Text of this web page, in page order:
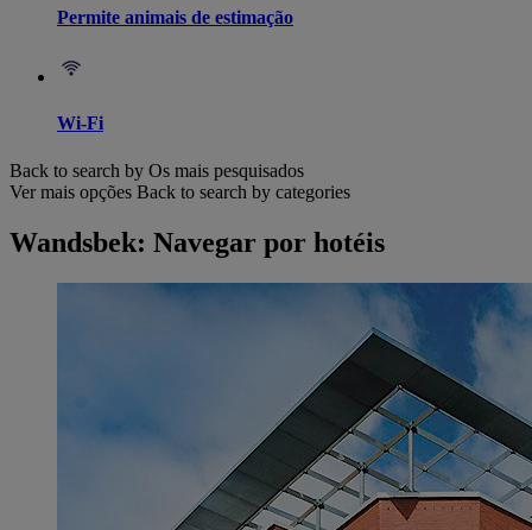
Permite animais de estimação
Wi-Fi
Back to search by Os mais pesquisados
Ver mais opções Back to search by categories
Wandsbek: Navegar por hotéis